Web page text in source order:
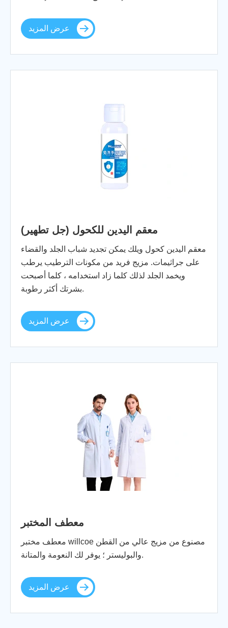
معقم اليدين للكحول (جل تطهير)
معقم اليدين كحول ويلك يمكن تجديد شباب الجلد والقضاء
على جراثيمات. مزيج فريد من مكونات الترطيب يرطب
ويخمد الجلد لذلك كلما زاد استخدامه ، كلما أصبحت
بشرتك أكثر رطوبة.
معطف المختبر
معطف مختبر willcoe مصنوع من مزيج عالي من القطن
والبوليستر ؛ يوفر لك النعومة والمتانة.